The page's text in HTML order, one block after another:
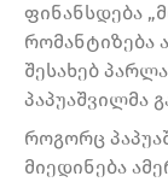
ფინანსდება
რომანტიზება
შესახებ
პაპუაშვილმა
როგორც
მიედინება